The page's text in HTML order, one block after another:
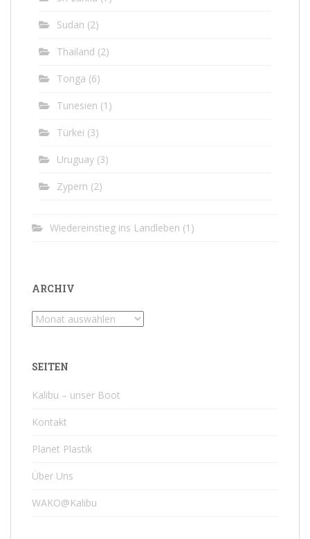
Sudan (2)
Thailand (2)
Tonga (6)
Tunesien (1)
Türkei (3)
Uruguay (3)
Zypern (2)
Wiedereinstieg ins Landleben (1)
ARCHIV
Archiv
SEITEN
Kalibu – unser Boot
Kontakt
Planet Plastik
Über Uns
WAKO@Kalibu